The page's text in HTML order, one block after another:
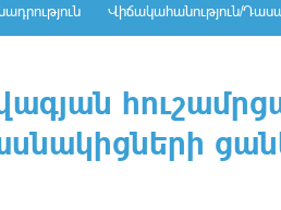
Վիճակահանություն/